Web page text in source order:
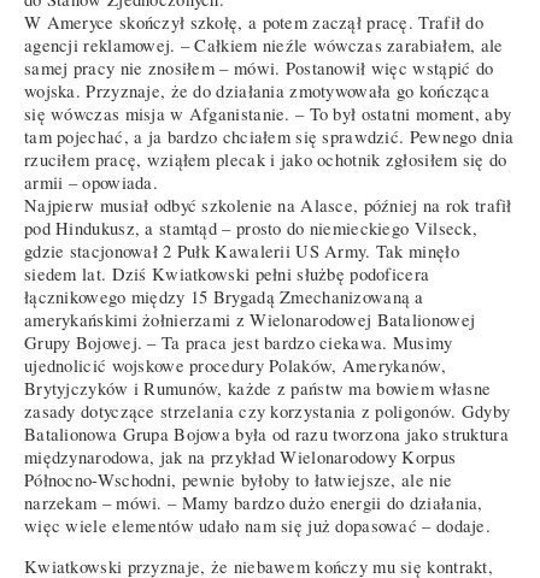
W Ameryce skończył szkołę, a potem zaczął pracę. Trafił do
agencji reklamowej. – Całkiem nieźle wówczas zarabiałem, ale
samej pracy nie znosiłem – mówi. Postanowił więc wstąpić do
wojska. Przyznaje, że do działania zmotywowała go kończąca
się wówczas misja w Afganistanie. – To był ostatni moment, aby
tam pojechać, a ja bardzo chciałem się sprawdzić. Pewnego dnia
rzuciłem pracę, wziąłem plecak i jako ochotnik zgłosiłem się do
armii – opowiada.
Najpierw musiał odbyć szkolenie na Alasce, później na rok trafił
pod Hindukusz, a stamtąd – prosto do niemieckiego Vilseck,
gdzie stacjonował 2 Pułk Kawalerii US Army. Tak minęło
siedem lat. Dziś Kwiatkowski pełni służbę podoficera
łącznikowego między 15 Brygadą Zmechanizowaną a
amerykańskimi żołnierzami z Wielonarodowej Batalionowej
Grupy Bojowej. – Ta praca jest bardzo ciekawa. Musimy
ujednolicić wojskowe procedury Polaków, Amerykanów,
Brytyjczyków i Rumunów, każde z państw ma bowiem własne
zasady dotyczące strzelania czy korzystania z poligonów. Gdyby
Batalionowa Grupa Bojowa była od razu tworzona jako struktura
międzynarodowa, jak na przykład Wielonarodowy Korpus
Północno-Wschodni, pewnie byłoby to łatwiejsze, ale nie
narzekam – mówi. – Mamy bardzo dużo energii do działania,
więc wiele elementów udało nam się już dopasować – dodaje.
Kwiatkowski przyznaje, że niebawem kończy mu się kontrakt,